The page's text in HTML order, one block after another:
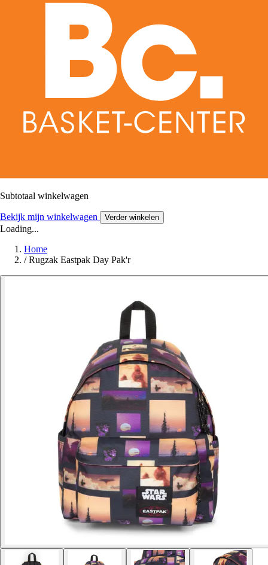
Subtotaal winkelwagen
Bekijk mijn winkelwagen Verder winkelen
Loading...
Home
/ Rugzak Eastpak Day Pak'r